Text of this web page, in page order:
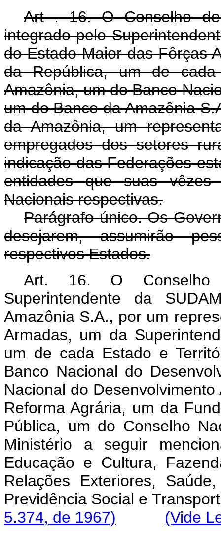
Art . 16. O Conselho de
integrado pelo
do Estado-Maior das Fôrças
da República, um de
Amazônia, um do Banco
um do Banco da Amazônia
da Amazônia, um
empregados dos setores
indicação das Federações
entidades que suas vêzes
Nacionais respectivas.
Parágrafo único. Os
desejarem, assumirão
respectivos Estados.
Art. 16. O Conselho
Superintendente da
Amazônia S.A., por um
Armadas, um da
um de cada Estado e
Banco Nacional do
Nacional do
Reforma Agrária, um da
Pública, um do Conselho
Ministério a seguir
Educação e Cultura,
Relações Exteriores,
Previdência Social e
5.374, de 1967)
(Vide